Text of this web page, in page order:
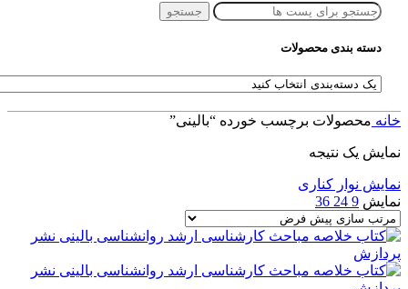
جستجو
دسته بندی محصولات
خانه محصولات برچسب خورده “بالینی”
نمایش یک نتیجه
نمایش نوار کناری
نمایش 9
24
36